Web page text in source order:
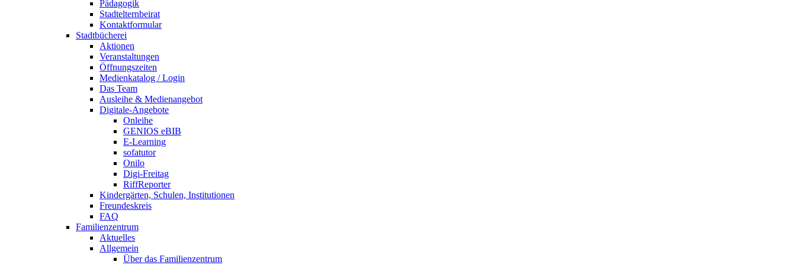
Pädagogik
Stadtelternbeirat
Kontaktformular
Stadtbücherei
Aktionen
Veranstaltungen
Öffnungszeiten
Medienkatalog / Login
Das Team
Ausleihe & Medienangebot
Digitale-Angebote
Onleihe
GENIOS eBIB
E-Learning
sofatutor
Onilo
Digi-Freitag
RiffReporter
Kindergärten, Schulen, Institutionen
Freundeskreis
FAQ
Familienzentrum
Aktuelles
Allgemein
Über das Familienzentrum